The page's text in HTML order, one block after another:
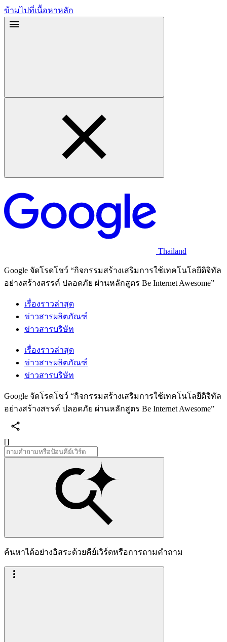
ข้ามไปที่เนื้อหาหลัก
Thailand
Google จัดโรดโชว์ “กิจกรรมสร้างเสริมการใช้เทคโนโลยีดิจิทัล
อย่างสร้างสรรค์ ปลอดภัย ผ่านหลักสูตร Be Internet Awesome”
เรื่องราวล่าสุด
ข่าวสารผลิตภัณฑ์
ข่าวสารบริษัท
เรื่องราวล่าสุด
ข่าวสารผลิตภัณฑ์
ข่าวสารบริษัท
Google จัดโรดโชว์ “กิจกรรมสร้างเสริมการใช้เทคโนโลยีดิจิทัล
อย่างสร้างสรรค์ ปลอดภัย ผ่านหลักสูตร Be Internet Awesome”
[]
ค้นหาได้อย่างอิสระด้วยคีย์เวิร์ดหรือการถามคำถาม